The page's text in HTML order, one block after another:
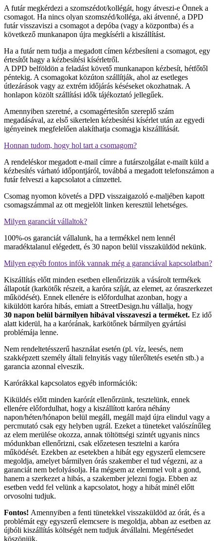
A futár megkérdezi a szomszédot/kollégát, hogy átveszi-e Önnek a
csomagot. Ha nincs olyan szomszéd/kolléga, aki átvenné, a DPD
futár visszaviszi a csomagot a depóba (vagy a központba) és a
következő munkanapon újra megkísérli a kiszállítást.
Ha a futár nem tudja a megadott címen kézbesíteni a csomagot, egy
értesítőt hagy a kézbesítési kísérletről.
A DPD belföldön a feladást követő munkanapon kézbesít, hétfőtől
péntekig. A csomagokat közúton szállítják, ahol az esetleges
útlezárások vagy az extrém időjárás késéseket okozhatnak. A
honlapon közölt szállítási idők tájékoztató jellegűek.
Amennyiben szeretné, a csomagértesítőn szereplő szám
megadásával, az első sikertelen kézbesítési kísérlet után az egyedi
igényeinek megfelelően alakíthatja csomagja kiszállítását.
Honnan tudom, hogy hol tart a csomagom?
A rendeléskor megadott e-mail címre a futárszolgálat e-mailt küld a
kézbesítés várható időpontjáról, továbbá a megadott telefonszámon a
futár felveszi a kapcsolatot a címzettel.
Csomag nyomon követés a DPD visszaigazoló e-maljében kapott
csomagszámmal az ott megjelölt linken keresztül lehetséges.
Milyen garanciát vállaltok?
100%-os garanciát vállalunk, ha a termékkel nem lennél
maradéktalanul elégedett, és 30 napon belül visszaküldöd nekünk.
Milyen egyéb fontos infók vannak még a garanciával kapcsolatban?
Kiszállítás előtt minden esetben ellenőrizzük a vásárolt termékek
állapotát (karkötők részeit, a karóra szíját, az elemet, az óraszerkezet
működését). Ennek ellenére is előfordulhat azonban, hogy a
kiküldött karóra hibás, emiatt a StreetDesign.hu vállalja, hogy
30 napon belül bármilyen hibával visszaveszi a terméket. Ez idő
alatt kiderül, ha a karórának, karkötőnek bármilyen gyártási
problémája lenne.
Nem rendeltetésszerű használat esetén (pl. víz, leesés, nem
szakképzett személy általi felnyitás vagy túlerőltetés esetén stb.) a
garancia azonnal elveszik.
Karórákkal kapcsolatos egyéb információk:
Kiküldés előtt minden karórát ellenőrzünk, tesztelünk, ennek
ellenére előfordulhat, hogy a kiszállított karóra néhány
napon/héten/hónapon belül megáll, megáll majd újra elindul vagy a
percmutató csak egy helyben ugrál. Ezeket a tüneteket valószínűleg
az elem merülése okozza, annak töltöttségi szintét ugyanis nincs
módunkban ellenőrizni, csak előzetesen tesztelni a karóra
működését. Ezekben az esetekben a hibát egy egyszerű elemcsere
megoldja, amelyet bármilyen órás szakember el tud végezni, az a
garanciát nem befolyásolja. Ha mégsem az elemmel volt a gond,
hanem a szerkezet a hibás, a szakember jelezni fogja. Ebben az
esetben vedd fel velünk a kapcsolatot, hogy a hibát minél előtt
orvosolni tudjuk.
Fontos! Amennyiben a fenti tünetekkel visszaküldöd az órát, és a
problémát egy egyszerű elemcsere is megoldja, abban az esetben az
újbóli kiszállítás költségét nem tudjuk átvállalni. Megértésedet
köszönjük.